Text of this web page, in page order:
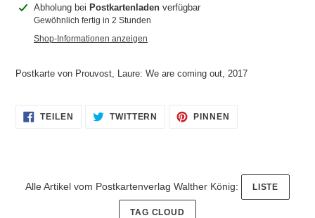
ProduktAbholung bei Postkartenladen verfügbar
Gewöhnlich fertig in 2 Stunden
Shop-Informationen anzeigen
Postkarte von Prouvost, Laure: We are coming out, 2017
TEILEN
FACEBOOK
TWITTERN AUF
TWITTER
PINNEN
Alle Artikel vom Postkartenverlag Walther König: LISTE
TAG CLOUD